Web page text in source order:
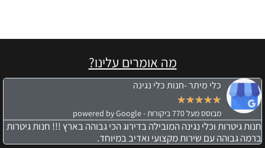
מה אומרים עלינו?
כלי מיתר -חנות כלי נגינה
★
★
★
★
★
מבוסס מעל 770 ביקורות - powered by Google
חנות גיטרות וכלי נגינה המובילה בדירוג הכי גבוהה בארץ !!! חנות גיטרות
ברמה גבוהה עם שירות מקצועי ואדיב במיוחד.